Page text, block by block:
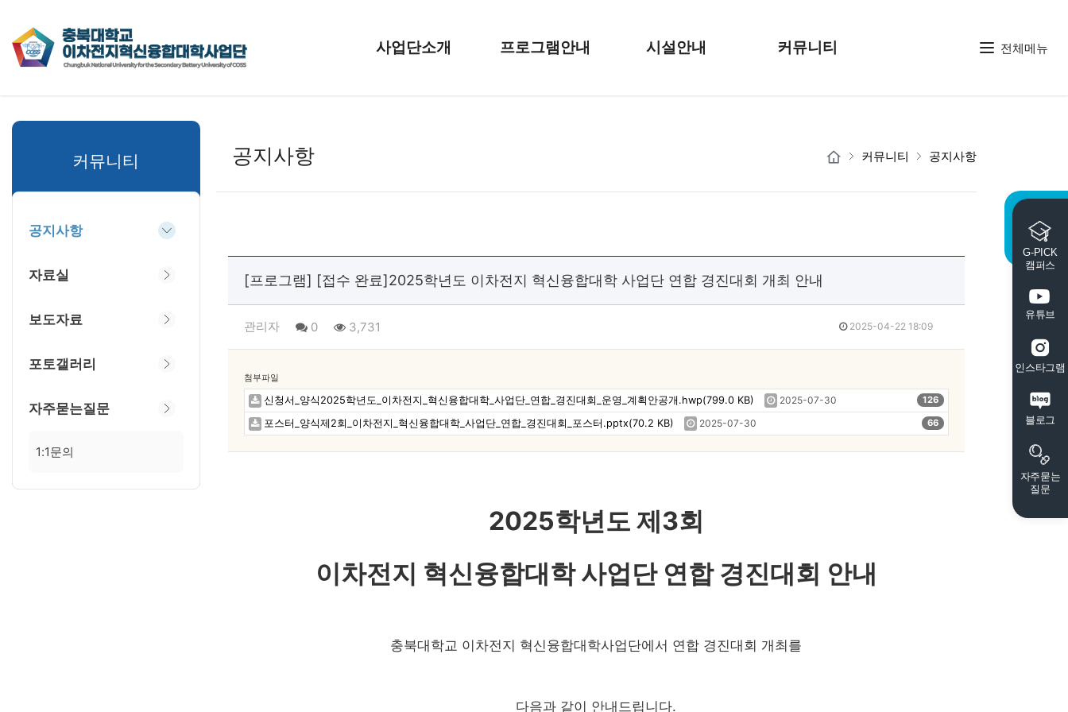
사업단소개 프로그램안내 시설안내 커뮤니티 전체메뉴
커뮤니티
공지사항
자료실
보도자료
포토갤러리
자주묻는질문
1:1문의
공지사항 커뮤니티 공지사항
[프로그램] [접수 완료]2025학년도 이차전지 혁신융합대학 사업단 연합 경진대회 개최 안내
관리자 0 3,731 2025-04-22 18:09
첨부파일
신청서_양식2025학년도_이차전지_혁신융합대학_사업단_연합_경진대회_운영_계획안공개.hwp(799.0 KB) 2025-07-30 126
포스터_양식제2회_이차전지_혁신융합대학_사업단_연합_경진대회_포스터.pptx(70.2 KB) 2025-07-30 66
​2025학년도 제3회
이차전지 혁신융합대학 사업단 연합 경진대회 안내
​충북대학교 이차전지 혁신융합대학사업단에서 연합 경진대회 개최를
다음과 같이 안내드립니다.
G-PICK
캠퍼스
유튜브
인스타그램
블로그
자주묻는
질문